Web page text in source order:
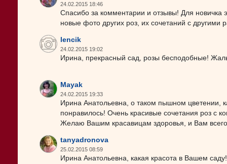
24.02.2015 18:46
Спасибо за комментарии и отзывы! Для новичка
новые фото других роз, их сочетаний с другими
lencik
24.02.2015 19:02
Ирина, прекрасный сад, розы бесподобные!
Mayak
24.02.2015 19:33
Ирина Анатольевна, о таком пышном цветении,
понравилось! Очень красивые сочетания роз с
Желаю Вашим красавицам здоровья, и Вам
tanyadronova
25.02.2015 08:59
Ирина Анатольевна, какая красота в Вашем